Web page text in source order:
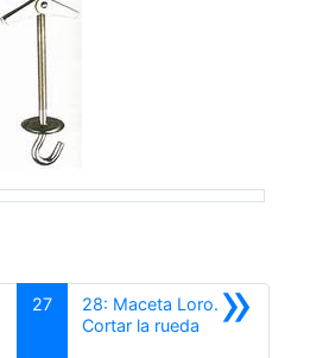
27 »
28: Maceta Loro.
Cortar la ruedaSiguiente